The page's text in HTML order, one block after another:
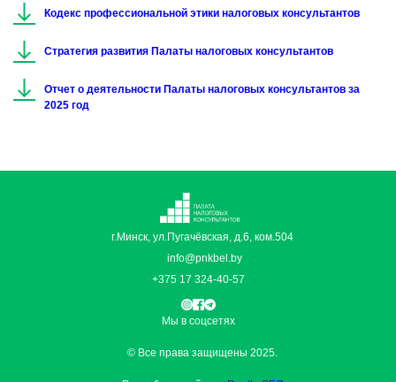
Кодекс профессиональной этики налоговых консультантов
Стратегия развития Палаты налоговых консультантов
Отчет о деятельности Палаты налоговых консультантов за
2025 год
г.Минск, ул.Пугачёвская, д.6, ком.504
info@pnkbel.by
+375 17 324-40-57
Мы в соцсетях
© Все права защищены 2025.